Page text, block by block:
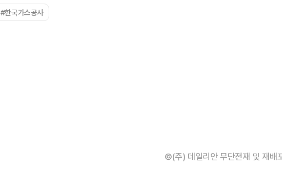
#한국가스공사
©(주) 데일리안 무단전재 및 재배